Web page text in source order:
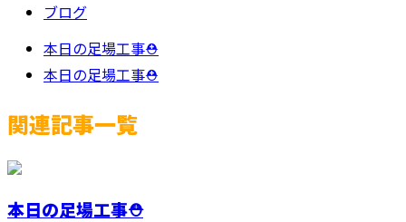
ブログ
本日の足場工事⛑️
本日の足場工事⛑️
関連記事一覧
本日の足場工事⛑️